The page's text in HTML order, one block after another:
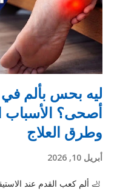
أمراض القلب تحسن النشاط
فنجان صباحا يو...
ليه بحس بألم
أصحى؟ الأسباب
وطرق العلاج
أبريل 10, 2026
🦶 ألم كعب القدم عند